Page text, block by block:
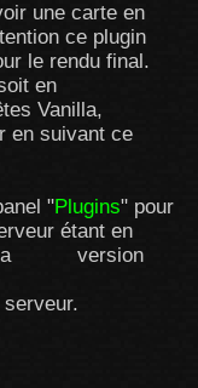
une carte en
ce plugin
le rendu final.
en
Vanilla,
en suivant ce
"Plugins" pour
étant en
la version